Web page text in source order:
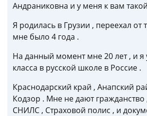
Андраниковна и у меня к вам
Я родилась в Грузии , переехал от
мне было 4 года .
На данный момент мне 20 лет , и я
класса в русской школе в Россие .
Краснодарский край , Анапский
Кодзор . Мне не дают гражданство
СНИЛС , Страховой полис , и